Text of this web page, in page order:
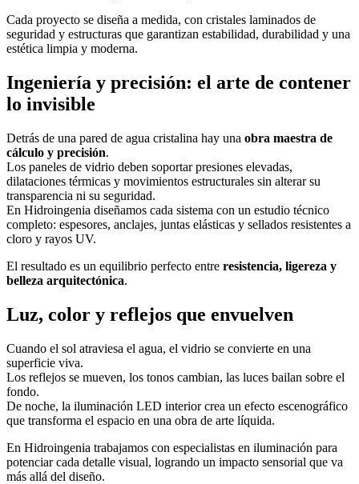
Cada proyecto se diseña a medida, con cristales laminados de
seguridad y estructuras que garantizan estabilidad, durabilidad y una
estética limpia y moderna.
Ingeniería y precisión: el arte de contener
lo invisible
Detrás de una pared de agua cristalina hay una obra maestra de
cálculo y precisión.
Los paneles de vidrio deben soportar presiones elevadas,
dilataciones térmicas y movimientos estructurales sin alterar su
transparencia ni su seguridad.
En Hidroingenia diseñamos cada sistema con un estudio técnico
completo: espesores, anclajes, juntas elásticas y sellados resistentes a
cloro y rayos UV.
El resultado es un equilibrio perfecto entre resistencia, ligereza y
belleza arquitectónica.
Luz, color y reflejos que envuelven
Cuando el sol atraviesa el agua, el vidrio se convierte en una
superficie viva.
Los reflejos se mueven, los tonos cambian, las luces bailan sobre el
fondo.
De noche, la iluminación LED interior crea un efecto escenográfico
que transforma el espacio en una obra de arte líquida.
En Hidroingenia trabajamos con especialistas en iluminación para
potenciar cada detalle visual, logrando un impacto sensorial que va
más allá del diseño.